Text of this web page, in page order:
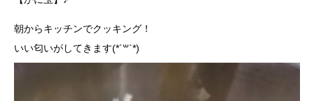
朝からキッチンでクッキング！
いい匂いがしてきます(*´꒳`*)